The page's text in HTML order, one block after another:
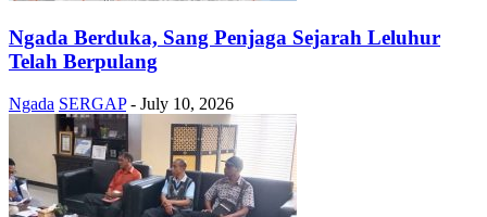
Ngada Berduka, Sang Penjaga Sejarah Leluhur
Telah Berpulang
Ngada SERGAP - July 10, 2026